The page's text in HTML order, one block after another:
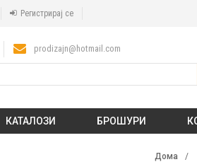
Регистрирај се
prodizajn@hotmail.com
КАТАЛОЗИ БРОШУРИ
Дома